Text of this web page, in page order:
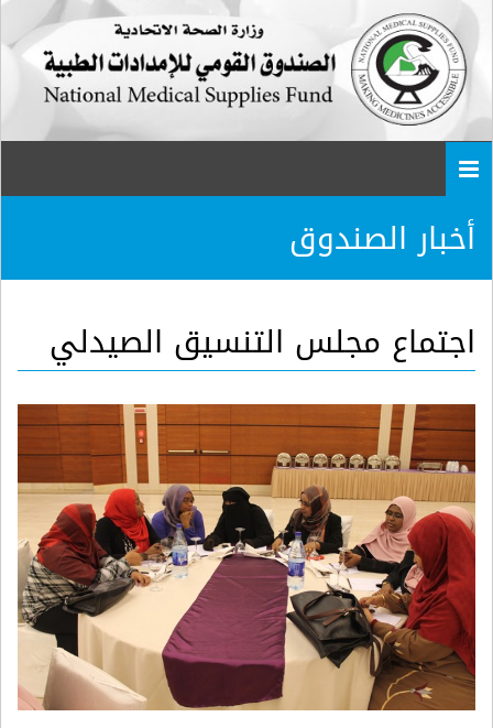
أخبار الصندوق
اجتماع مجلس التنسيق الصيدلي